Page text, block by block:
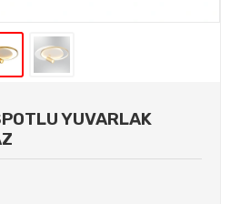
YUVARLAK